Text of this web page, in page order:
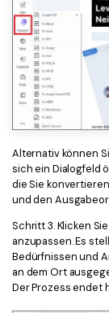
Alternativ können
sich ein Dialogfeld
die Sie
und den
Schritt 3. Klicken
anzupassen. Es
Bedürfnissen und
an dem Ort
Der Prozess endet